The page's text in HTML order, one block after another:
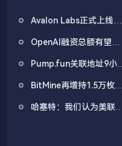
Avalon Labs正式上线
OpenAI融资总额有望突
Pump.fun关联地址9小时
PUMP
BitMine再增持1.5万枚
枚
哈塞特：我们认为美联储